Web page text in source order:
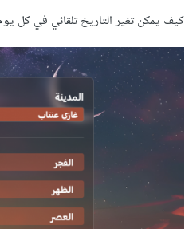
كيف يمكن تغير التاريخ تلقائي في كل